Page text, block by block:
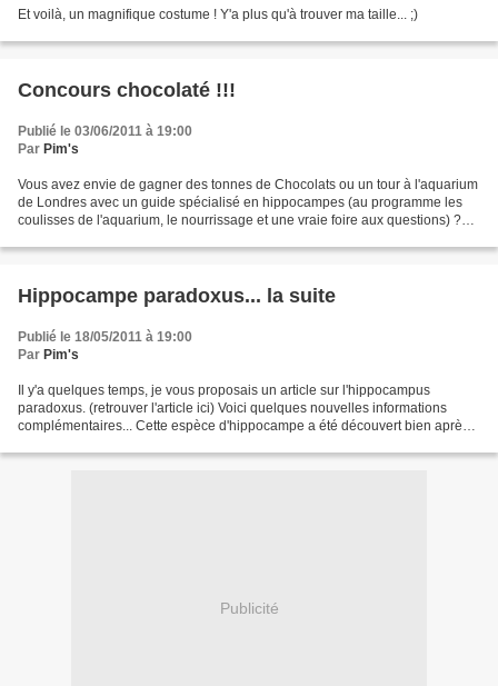
Et voilà, un magnifique costume ! Y'a plus qu'à trouver ma taille... ;)
Concours chocolaté !!!
Publié le 03/06/2011 à 19:00
Par Pim's
Vous avez envie de gagner des tonnes de Chocolats ou un tour à l'aquarium
de Londres avec un guide spécialisé en hippocampes (au programme les
coulisses de l'aquarium, le nourrissage et une vraie foire aux questions) ?
Hippocampe paradoxus... la suite
Publié le 18/05/2011 à 19:00
Par Pim's
Il y'a quelques temps, je vous proposais un article sur l'hippocampus
paradoxus. (retrouver l'article ici) Voici quelques nouvelles informations
complémentaires... Cette espèce d'hippocampe a été découvert bien après
Publicité